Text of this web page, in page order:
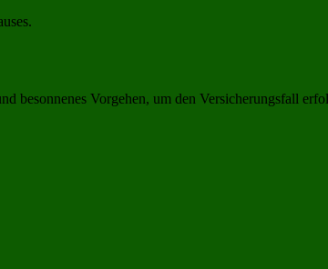
besonnenes Vorgehen, um den Versicherungsfall